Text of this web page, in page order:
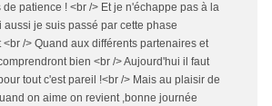
patience ! <br /> Et je n'échappe pas à la
aussi je suis passé par cette phase
/> Quand aux différents partenaires et
bien <br /> Aujourd'hui il faut
tout c'est pareil !<br /> Mais au plaisir de
on aime on revient ,bonne journée